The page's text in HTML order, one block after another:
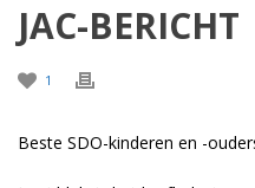
JAC-BERICHT
1
Beste SDO-kinderen en -